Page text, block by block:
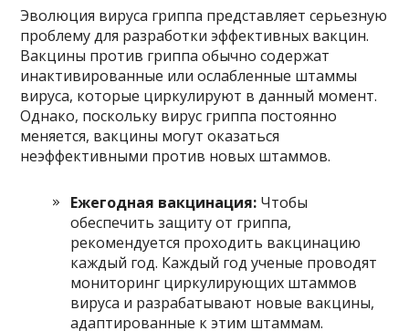
Эволюция вируса гриппа представляет серьезную
проблему для разработки эффективных вакцин.
Вакцины против гриппа обычно содержат
инактивированные или ослабленные штаммы
вируса, которые циркулируют в данный момент.
Однако, поскольку вирус гриппа постоянно
меняется, вакцины могут оказаться
неэффективными против новых штаммов.
Ежегодная вакцинация: Чтобы
обеспечить защиту от гриппа,
рекомендуется проходить вакцинацию
каждый год. Каждый год ученые проводят
мониторинг циркулирующих штаммов
вируса и разрабатывают новые вакцины,
адаптированные к этим штаммам.